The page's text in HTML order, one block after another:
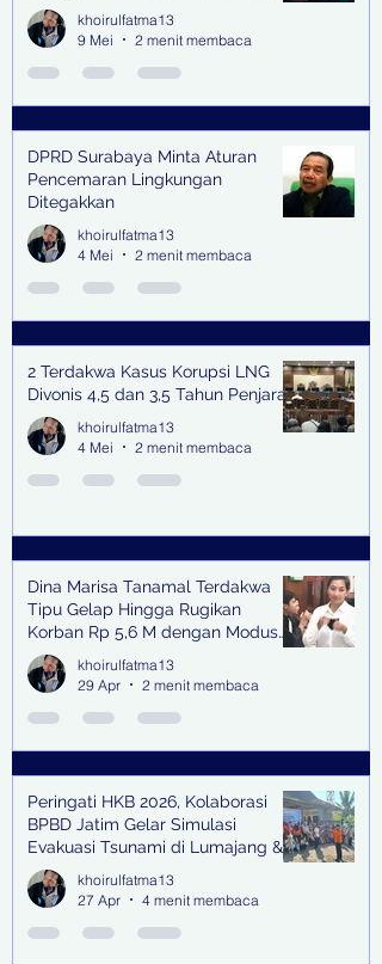
khoirulfatma13
9 Mei
2 menit membaca
DPRD Surabaya Minta Aturan
Pencemaran Lingkungan
Ditegakkan
khoirulfatma13
4 Mei
2 menit membaca
2 Terdakwa Kasus Korupsi LNG
Divonis 4,5 dan 3,5 Tahun Penjara
khoirulfatma13
4 Mei
2 menit membaca
Dina Marisa Tanamal Terdakwa
Tipu Gelap Hingga Rugikan
Korban Rp 5,6 M dengan Modus
Kerja Sama Impor Bodong
khoirulfatma13
29 Apr
2 menit membaca
Peringati HKB 2026, Kolaborasi
BPBD Jatim Gelar Simulasi
Evakuasi Tsunami di Lumajang &
Trenggalek
khoirulfatma13
27 Apr
4 menit membaca